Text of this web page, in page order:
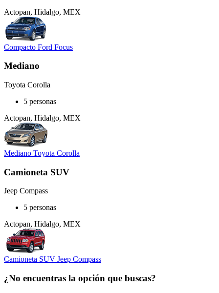
Actopan, Hidalgo, MEX
Compacto Ford Focus
Mediano
Toyota Corolla
5 personas
Actopan, Hidalgo, MEX
Mediano Toyota Corolla
Camioneta SUV
Jeep Compass
5 personas
Actopan, Hidalgo, MEX
Camioneta SUV Jeep Compass
¿No encuentras la opción que buscas?